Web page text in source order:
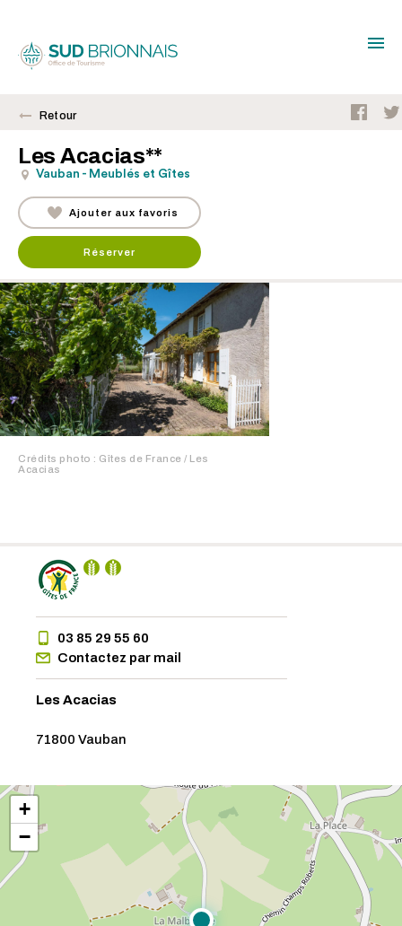
Retour
Les Acacias**
Vauban - Meublés et Gîtes
Ajouter aux favoris
Réserver
Crédits photo : Gîtes de France / Les
Acacias
03 85 29 55 60
Contactez par mail
Les Acacias
71800 Vauban
+
−